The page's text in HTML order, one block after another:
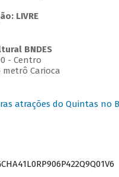
LIVRE
BNDES
- Centro
metrô Carioca
atrações do Quintas no